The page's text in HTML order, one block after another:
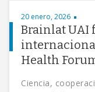
20 enero, 2026
Brainlat UAI
Health
Ciencia,